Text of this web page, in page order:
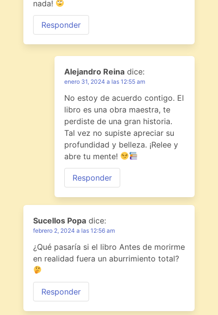
nada!
Responder
Alejandro Reina dice:
enero 31, 2024 a las 12:55 am
No estoy de acuerdo contigo. El
libro es una obra maestra, te
perdiste de una gran historia.
Tal vez no supiste apreciar su
profundidad y belleza. ¡Relee y
abre tu mente!
Responder
Sucellos Popa dice:
febrero 2, 2024 a las 12:56 am
¿Qué pasaría si el libro Antes de morirme
en realidad fuera un aburrimiento total?
Responder